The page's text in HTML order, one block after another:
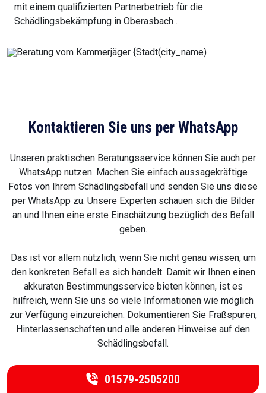
mit einem qualifizierten Partnerbetrieb für die
Schädlingsbekämpfung in Oberasbach .
Kontaktieren Sie uns per WhatsApp
Unseren praktischen Beratungsservice können Sie auch per
WhatsApp nutzen. Machen Sie einfach aussagekräftige
Fotos von Ihrem Schädlingsbefall und senden Sie uns diese
per WhatsApp zu. Unsere Experten schauen sich die Bilder
an und Ihnen eine erste Einschätzung bezüglich des Befall
geben.
Das ist vor allem nützlich, wenn Sie nicht genau wissen, um
den konkreten Befall es sich handelt. Damit wir Ihnen einen
akkuraten Bestimmungsservice bieten können, ist es
hilfreich, wenn Sie uns so viele Informationen wie möglich
zur Verfügung einzureichen. Dokumentieren Sie Fraßspuren,
Hinterlassenschaften und alle anderen Hinweise auf den
Schädlingsbefall.
01579-2505200